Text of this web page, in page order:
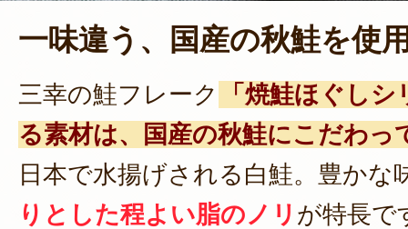
一味違う、国産の秋鮭を使
三幸の鮭フレーク
「焼鮭ほぐし
る素材は、国産の秋鮭にこだわっ
日本で水揚げされる白鮭。豊かな
りとした程よい脂のノリ が特長で